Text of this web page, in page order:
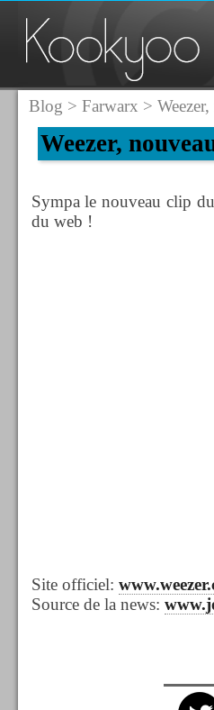
Blog > Farwarx >
Weezer,
Sympa le nouveau clip
du web !
Site officiel:
Source de la news: